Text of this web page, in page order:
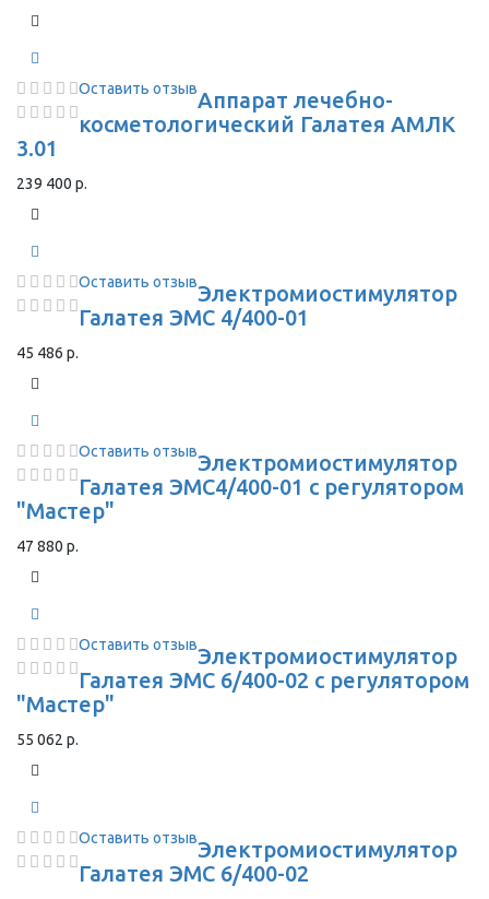
Оставить отзывАппарат лечебно-
косметологический Галатея АМЛК
3.01
239 400 р.
Оставить отзывЭлектромиостимулятор
Галатея ЭМС 4/400-01
45 486 р.
Оставить отзывЭлектромиостимулятор
Галатея ЭМС4/400-01 с регулятором
"Мастер"
47 880 р.
Оставить отзывЭлектромиостимулятор
Галатея ЭМС 6/400-02 с регулятором
"Мастер"
55 062 р.
Оставить отзывЭлектромиостимулятор
Галатея ЭМС 6/400-02